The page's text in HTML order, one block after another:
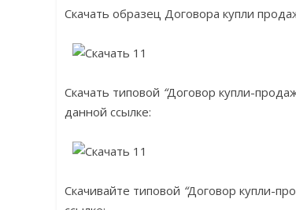
Скачать образец Договора купли
Скачать типовой “Договор купли-
данной ссылке:
Скачивайте типовой “Договор купли-